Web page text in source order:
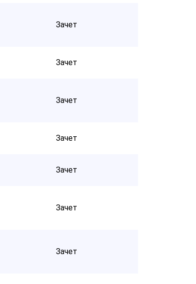
Зачет
Зачет
Зачет
Зачет
Зачет
Зачет
Зачет